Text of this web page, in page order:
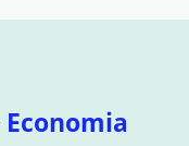
Economia